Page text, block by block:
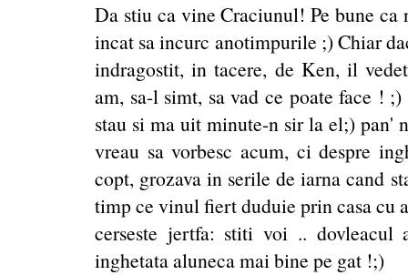
Da stiu ca vine Craciunul! Pe bune
incat sa incurc anotimpurile ;) Chiar
indragostit, in tacere, de Ken, il
am, sa-l simt, sa vad ce poate face !
stau si ma uit minute-n sir la el;) pan'
vreau sa vorbesc acum, ci despre
copt, grozava in serile de iarna cand
timp ce vinul fiert duduie prin casa cu
cerseste jertfa: stiti voi ..
inghetata aluneca mai bine pe gat !;)